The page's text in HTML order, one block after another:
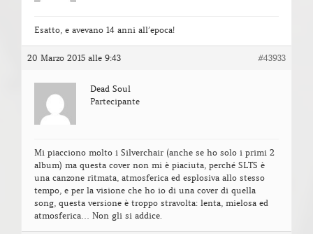
Esatto, e avevano 14 anni all’epoca!
20 Marzo 2015 alle 9:43 #43933
Dead Soul
Partecipante
Mi piacciono molto i Silverchair (anche se ho solo i primi 2
album) ma questa cover non mi è piaciuta, perché SLTS è
una canzone ritmata, atmosferica ed esplosiva allo stesso
tempo, e per la visione che ho io di una cover di quella
song, questa versione è troppo stravolta: lenta, mielosa ed
atmosferica… Non gli si addice.